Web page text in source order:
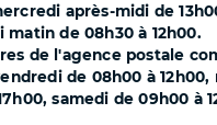
après-midi de
matin de 08h30 à 12h00.
de l'agence postale
de 08h00 à
samedi de 09h00 à